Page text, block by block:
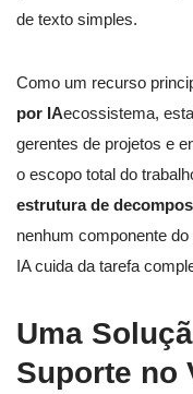
de texto simples.
Como um recurso
por IAecossistema,
gerentes de projetos e
o escopo total do
estrutura de
nenhum componente
IA cuida da tarefa
Uma
Suporte no